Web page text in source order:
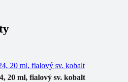
20 ml, fialový sv. kobalt